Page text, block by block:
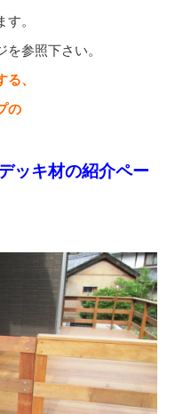
。
参照下さい。
、
の
ッキ材の紹介ペー